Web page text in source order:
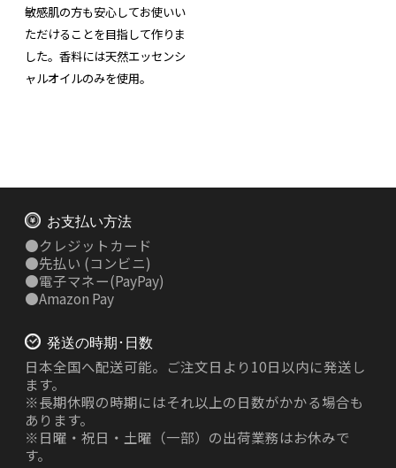
敏感肌の方も安心してお使いい
ただけることを目指して作りま
した。香料には天然エッセンシ
ャルオイルのみを使用。
お支払い方法
●クレジットカード
●先払い (コンビニ)
●電子マネー(PayPay)
●Amazon Pay
発送の時期･日数
日本全国へ配送可能。ご注文日より10日以内に発送し
ます。
※長期休暇の時期にはそれ以上の日数がかかる場合も
あります。
※日曜・祝日・土曜（一部）の出荷業務はお休みで
す。